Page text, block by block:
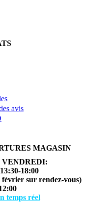
avis
MAGASIN
18:00
sur rendez-vous)
temps réel